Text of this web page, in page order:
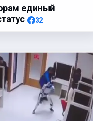
единый
32